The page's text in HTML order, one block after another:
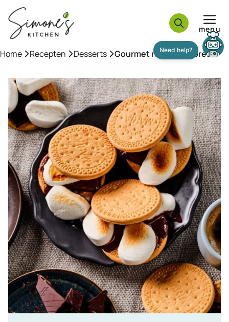
naar
inhoud
menu
Home »Recepten »Desserts »Gourmet recept s’mores